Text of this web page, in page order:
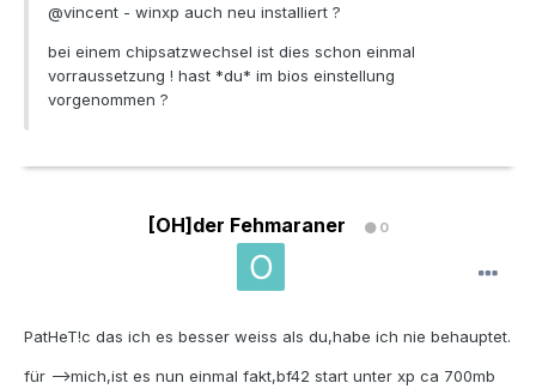
@vincent - winxp auch neu installiert ?
bei einem chipsatzwechsel ist dies schon einmal
vorraussetzung ! hast *du* im bios einstellung
vorgenommen ?
[OH]der Fehmaraner 0
PatHeT!c das ich es besser weiss als du,habe ich nie behauptet.
für -->mich,ist es nun einmal fakt,bf42 start unter xp ca 700mb